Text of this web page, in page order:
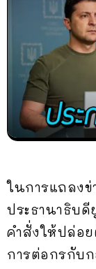
ในการแถลงข่
ประธานาธิบดี
คำสั่งให้ปล่อ
การต่อกรกับ